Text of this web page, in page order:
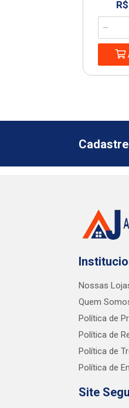
Nossas
Quem
Política de
Política de
Política de
Política de
Site